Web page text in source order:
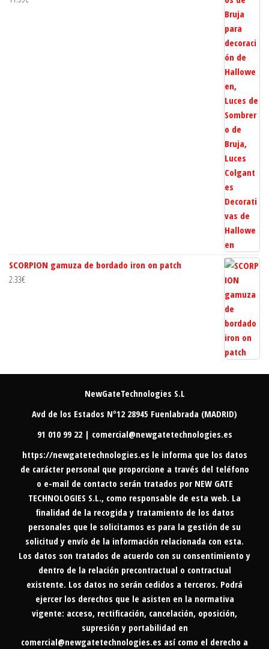
SCORPION gamuza de bordado iron on patch
2.33€
NewGateTechnologies S.L
Avd de los Estados Nº12 28945 Fuenlabrada (MADRID)
91 010 99 22 | comercial@newgatetechnologies.es
https://newgatetechnologies.es le informa que los datos
de carácter personal que proporcione a través del teléfono
o e-mail de contacto serán tratados por NEW GATE
TECHNOLOGIES S.L., como responsable de esta web. La
finalidad de la recogida y tratamiento de los datos
personales que le solicitamos es para la gestión de su
solicitud y envío de la información relacionada con esta.
Los datos son tratados de acuerdo con su consentimiento y
dentro de la relación precontractual o contractual
existente. Los datos no serán cedidos a terceros. Podrá
ejercer los derechos que le asisten en la normativa
vigente: acceso, rectificación, cancelación, oposición,
supresión y portabilidad en
comercial@newgatetechnologies.es así como el derecho a